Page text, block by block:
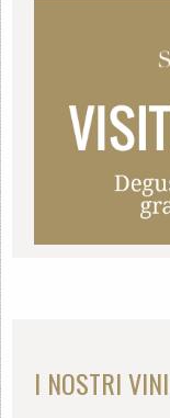
I NOSTRI VINI